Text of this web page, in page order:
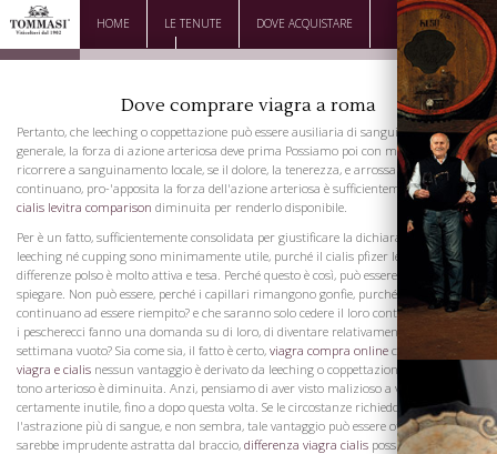
HOME LE TENUTE DOVE ACQUISTARE
DOWNLOAD CONTATTI
Dove comprare viagra a roma
Pertanto, che leeching o coppettazione può essere ausiliaria di sanguinamento
generale, la forza di azione arteriosa deve prima Possiamo poi con molto vantaggio
ricorrere a sanguinamento locale, se il dolore, la tenerezza, e arrossamento
continuano, pro-'apposita la forza dell'azione arteriosa è sufficientementeviagra
cialis levitra comparison diminuita per renderlo disponibile.
Per è un fatto, sufficientemente consolidata per giustificare la dichiarazione, che né
leeching né cupping sono minimamente utile, purché il cialis pfizer levitra
differenze polso è molto attiva e tesa. Perché questo è così, può essere difficile da
spiegare. Non può essere, perché i capillari rimangono gonfie, purché i vasi grandi
continuano ad essere riempito? e che saranno solo cedere il loro contenuto quando
i pescherecci fanno una domanda su di loro, di diventare relativamente cialis 5 mg
settimana vuoto? Sia come sia, il fatto è certo, viagra compra online che
differenza
viagra e cialis nessun vantaggio è derivato da leeching o coppettazione, fino a dopo il
tono arterioso è diminuita. Anzi, pensiamo di aver visto malizioso a volte, ma
certamente inutile, fino a dopo questa volta. Se le circostanze richiedono quindi
l'astrazione più di sangue, e non sembra, tale vantaggio può essere ottenuto, o che
sarebbe imprudente astratta dal braccio, differenza viagra cialis possiamo cialis